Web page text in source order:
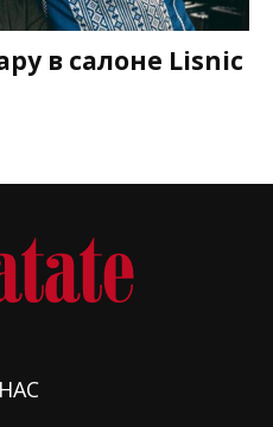
в салоне Lisnic